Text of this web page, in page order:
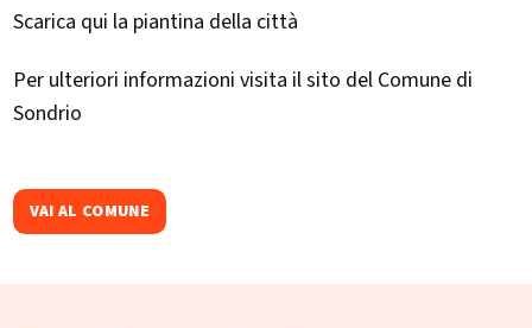
Scarica qui la piantina della città
Per ulteriori informazioni visita il sito del Comune di
Sondrio
VAI AL COMUNE